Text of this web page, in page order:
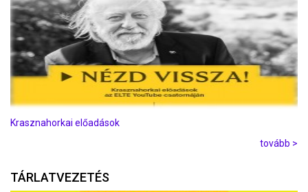
Krasznahorkai előadások
tovább >
TÁRLATVEZETÉS